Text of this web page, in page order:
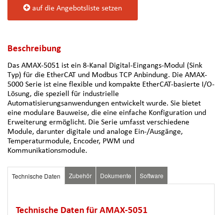
auf die Angebotsliste setzen
Beschreibung
Das AMAX-5051 ist ein 8-Kanal Digital-Eingangs-Modul (Sink
Typ) für die EtherCAT und Modbus TCP Anbindung. Die AMAX-
5000 Serie ist eine flexible und kompakte EtherCAT-basierte I/O-
Lösung, die speziell für industrielle
Automatisierungsanwendungen entwickelt wurde. Sie bietet
eine modulare Bauweise, die eine einfache Konfiguration und
Erweiterung ermöglicht. Die Serie umfasst verschiedene
Module, darunter digitale und analoge Ein-/Ausgänge,
Temperaturmodule, Encoder, PWM und
Kommunikationsmodule.
Technische Daten Zubehör Dokumente Software
Technische Daten für AMAX-5051